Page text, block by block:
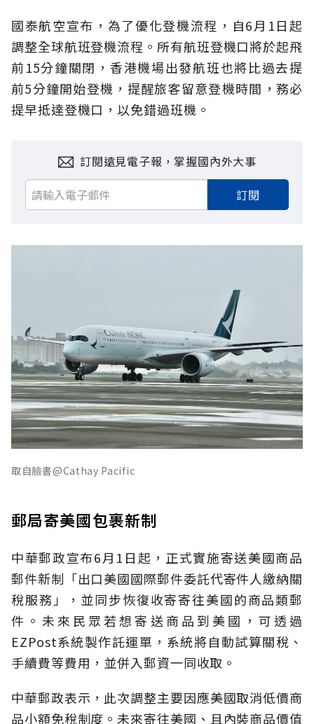
國泰航空宣布，為了優化登機流程，自6月1日起
調整全球航班登機流程。所有航班登機口將於起飛
前15分鐘關閉，香港機場出發航班也將比過去提
前5分鐘開始登機，提醒旅客留意登機時間，務必
提早抵達登機口，以免錯過班機。
訂閱遠見電子報，掌握國內外大事
訂閱
取自臉書@Cathay Pacific
郵局寄美國包裹新制
中華郵政宣布6月1日起，正式實施寄送美國商品
郵件新制「出口美國國際郵件委託代寄件人繳納關
稅服務」，並同步恢復收寄寄往美國的商品類郵
件。未來民眾若想寄送商品到美國，可透過
EZPost系統製作託運單，系統將自動試算關稅、
手續費等費用，並併入郵資一同收取。
中華郵政表示，此次調整主要因應美國取消低價商
品小額免稅制度。未來寄往美國、且內裝商品價值